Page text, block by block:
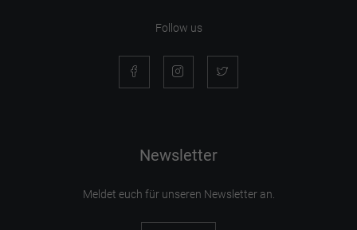
Follow us
Newsletter
Meldet euch für unseren Newsletter an.